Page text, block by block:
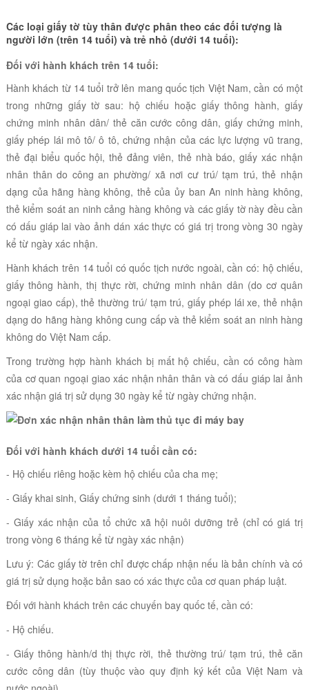
Các loại giấy tờ tùy thân được phân theo các đối tượng là
người lớn (trên 14 tuổi) và trẻ nhỏ (dưới 14 tuổi):
Đối với hành khách trên 14 tuổi:
Hành khách từ 14 tuổi trở lên mang quốc tịch Việt Nam, cần có một
trong những giấy tờ sau: hộ chiếu hoặc giấy thông hành, giấy
chứng minh nhân dân/ thẻ căn cước công dân, giấy chứng minh,
giấy phép lái mô tô/ ô tô, chứng nhận của các lực lượng vũ trang,
thẻ đại biểu quốc hội, thẻ đảng viên, thẻ nhà báo, giấy xác nhận
nhân thân do công an phường/ xã nơi cư trú/ tạm trú, thẻ nhận
dạng của hãng hàng không, thẻ của ủy ban An ninh hàng không,
thẻ kiểm soát an ninh cảng hàng không và các giấy tờ này đều cần
có dấu giáp lai vào ảnh dán xác thực có giá trị trong vòng 30 ngày
kể từ ngày xác nhận.
Hành khách trên 14 tuổi có quốc tịch nước ngoài, cần có: hộ chiếu,
giấy thông hành, thị thực rời, chứng minh nhân dân (do cơ quân
ngoại giao cấp), thẻ thường trú/ tạm trú, giấy phép lái xe, thẻ nhận
dạng do hãng hàng không cung cấp và thẻ kiểm soát an ninh hàng
không do Việt Nam cấp.
Trong trường hợp hành khách bị mất hộ chiếu, cần có công hàm
của cơ quan ngoại giao xác nhận nhân thân và có dấu giáp lai ảnh
xác nhận giá trị sử dụng 30 ngày kể từ ngày chứng nhận.
Đối với hành khách dưới 14 tuổi cần có:
- Hộ chiếu riêng hoặc kèm hộ chiếu của cha mẹ;
- Giấy khai sinh, Giấy chứng sinh (dưới 1 tháng tuổi);
- Giấy xác nhận của tổ chức xã hội nuôi dưỡng trẻ (chỉ có giá trị
trong vòng 6 tháng kể từ ngày xác nhận)
Lưu ý: Các giấy tờ trên chỉ được chấp nhận nếu là bản chính và có
giá trị sử dụng hoặc bản sao có xác thực của cơ quan pháp luật.
Đối với hành khách trên các chuyến bay quốc tế, cần có:
- Hộ chiếu.
- Giấy thông hành/d thị thực rời, thẻ thường trú/ tạm trú, thẻ căn
cước công dân (tùy thuộc vào quy định ký kết của Việt Nam và